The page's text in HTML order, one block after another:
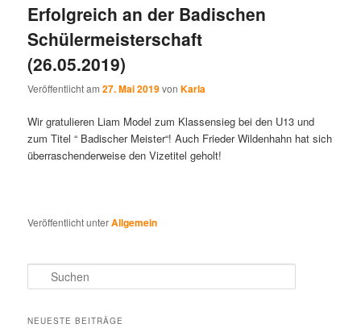
Erfolgreich an der Badischen
Schülermeisterschaft
(26.05.2019)
Veröffentlicht am27. Mai 2019vonKarla
Wir gratulieren Liam Model zum Klassensieg bei den U13 und
zum Titel “ Badischer Meister“! Auch Frieder Wildenhahn hat sich
überraschenderweise den Vizetitel geholt!
Veröffentlicht unterAllgemein
u
h
NEUESTE BEITRÄGE